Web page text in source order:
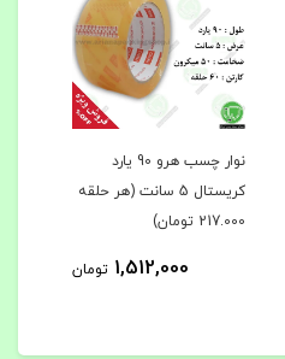
نوار چسب هرو 90 یارد
کریستال 5 سانت (هر حلقه
217.000 تومان)
1,512,000 تومان